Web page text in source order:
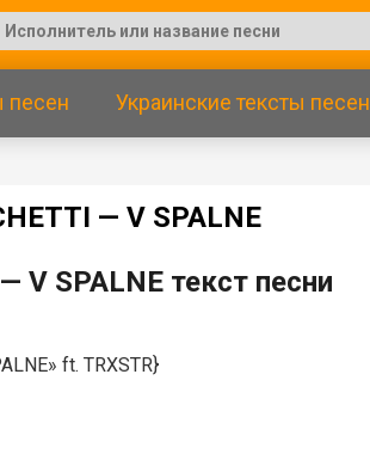
песен Украинские тексты песен
— V SPALNE
V SPALNE текст песни
ft. TRXSTR}